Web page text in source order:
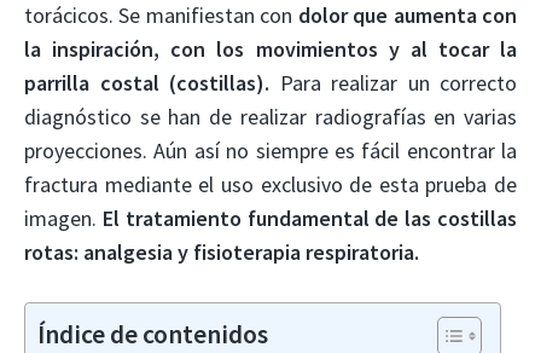
torácicos. Se manifiestan con dolor que aumenta con
la inspiración, con los movimientos y al tocar la
parrilla costal (costillas). Para realizar un correcto
diagnóstico se han de realizar radiografías en varias
proyecciones. Aún así no siempre es fácil encontrar la
fractura mediante el uso exclusivo de esta prueba de
imagen. El tratamiento fundamental de las costillas
rotas: analgesia y fisioterapia respiratoria.
Índice de contenidos